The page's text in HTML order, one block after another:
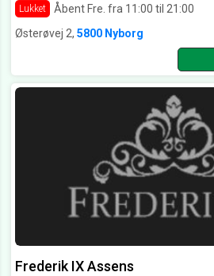
Lukket Åbent Fre. fra 11:00 til 21:00
Østerøvej 2, 5800 Nyborg
Frederik IX Assens